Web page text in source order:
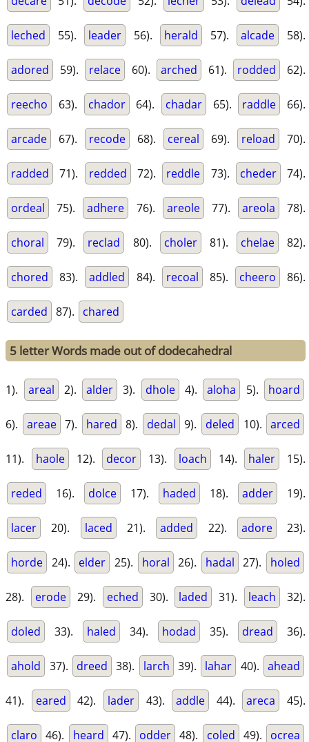
leched 55). leader 56). herald 57). alcade 58).
adored 59). relace 60). arched 61). rodded 62).
reecho 63). chador 64). chadar 65). raddle 66).
arcade 67). recode 68). cereal 69). reload 70).
radded 71). redded 72). reddle 73). cheder 74).
ordeal 75). adhere 76). areole 77). areola 78).
choral 79). reclad 80). choler 81). chelae 82).
chored 83). addled 84). recoal 85). cheero 86).
carded 87). chared
5 letter Words made out of dodecahedral
1). areal 2). alder 3). dhole 4). aloha 5). hoard
6). areae 7). hared 8). dedal 9). deled 10). arced
11). haole 12). decor 13). loach 14). haler 15).
reded 16). dolce 17). haded 18). adder 19).
lacer 20). laced 21). added 22). adore 23).
horde 24). elder 25). horal 26). hadal 27). holed
28). erode 29). eched 30). laded 31). leach 32).
doled 33). haled 34). hodad 35). dread 36).
ahold 37). dreed 38). larch 39). lahar 40). ahead
41). eared 42). lader 43). addle 44). areca 45).
claro 46). heard 47). odder 48). coled 49). ocrea